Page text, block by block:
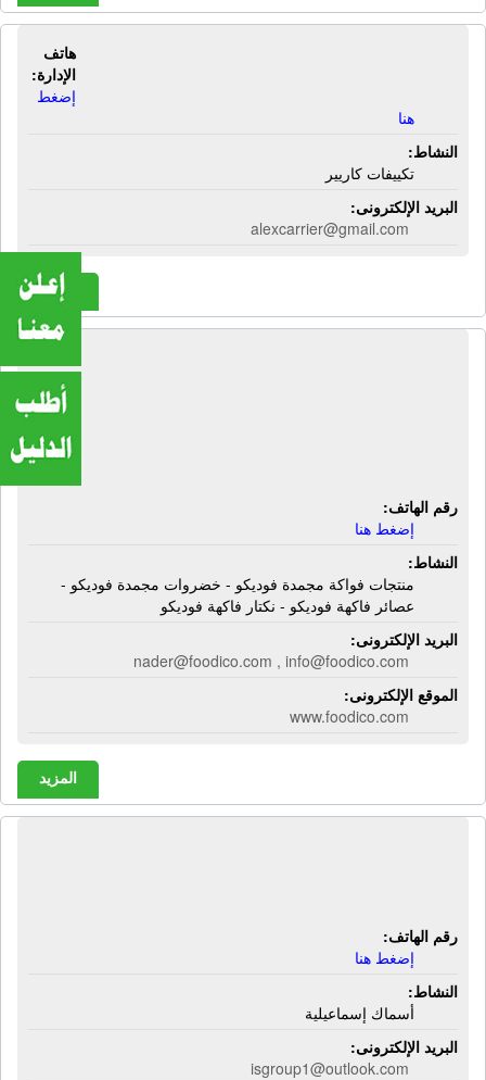
هاتف
الإدارة:
إضغط
هنا
النشاط:
تكييفات كاريير
البريد الإلكترونى:
alexcarrier@gmail.com
المزيد
شركة الإسماعيلية الوطنية - فوديكو |
منتجات فواكة مجمدة فوديكو - خضروات
مجمدة فوديكو - عصائر فاكهة فوديكو -
رقم الهاتف:
إضغط هنا
النشاط:
منتجات فواكة مجمدة فوديكو - خضروات مجمدة فوديكو -
عصائر فاكهة فوديكو - نكتار فاكهة فوديكو
البريد الإلكترونى:
nader@foodico.com , info@foodico.com
الموقع الإلكترونى:
www.foodico.com
المزيد
رقم الهاتف:
إضغط هنا
النشاط:
أسماك إسماعيلية
البريد الإلكترونى:
isgroup1@outlook.com